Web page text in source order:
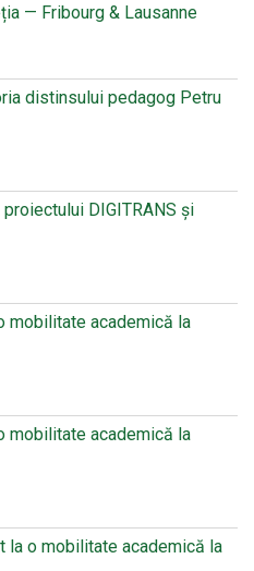
— Fribourg & Lausanne
distinsului pedagog Petru
DIGITRANS și
mobilitate academică la
mobilitate academică la
la o mobilitate academică la